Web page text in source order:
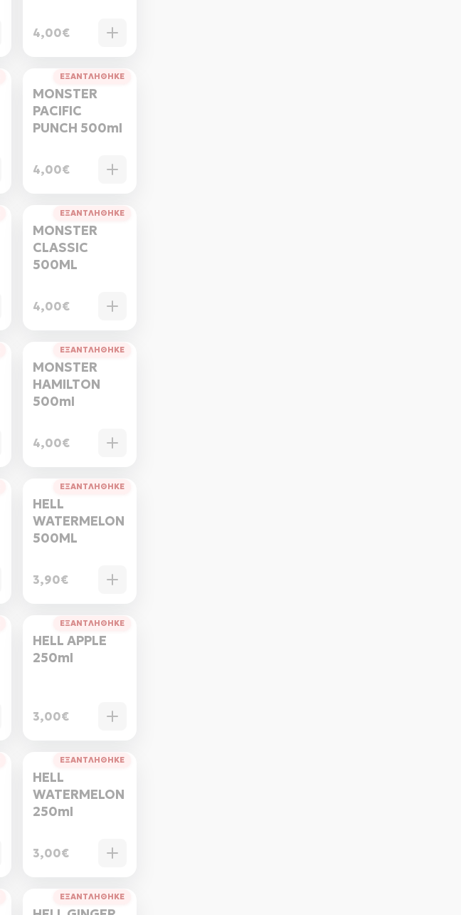
4,00€
ΕΞΑΝΤΛΗΘΗΚΕ
MONSTER
PACIFIC
PUNCH 500ml
4,00€
ΕΞΑΝΤΛΗΘΗΚΕ
MONSTER
CLASSIC
500ML
4,00€
ΕΞΑΝΤΛΗΘΗΚΕ
MONSTER
HAMILTON
500ml
4,00€
ΕΞΑΝΤΛΗΘΗΚΕ
HELL
WATERMELON
500ML
3,90€
ΕΞΑΝΤΛΗΘΗΚΕ
HELL APPLE
250ml
3,00€
ΕΞΑΝΤΛΗΘΗΚΕ
HELL
WATERMELON
250ml
3,00€
ΕΞΑΝΤΛΗΘΗΚΕ